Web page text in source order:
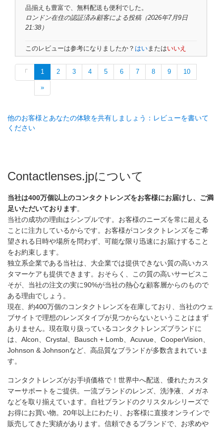
品揃えも豊富で、無料配送も便利でした。
ロンドン在住の認証済み顧客による投稿（2026年7月9日
21:38）
このレビューは参考になりましたか？ はいまたはいいえ
「 1 2 3 4 5 6 7 8 9 10
»
他のお客様とあなたの体験を共有しましょう：レビューを書いて
ください
Contactlenses.jpについて
当社は400万個以上のコンタクトレンズをお客様にお届けし、ご満
足いただいております。
当社の成功の理由はシンプルです。お客様のニーズを常に超える
ことに注力しているからです。お客様がコンタクトレンズをご希
望される日時や場所を問わず、可能な限り迅速にお届けすること
をお約束します。
独立系企業である当社は、大企業では提供できない質の高いカス
タマーケアも提供できます。おそらく、この質の高いサービスこ
そが、当社の注文の実に90%が当社の熱心な顧客層からのもので
ある理由でしょう。
現在、約400万個のコンタクトレンズを在庫しており、当社のウェ
ブサイトで理想のレンズタイプが見つからないということはまず
ありません。現在取り扱っているコンタクトレンズブランドに
は、Alcon、Crystal、Bausch + Lomb、Acuvue、CooperVision、
Johnson & Johnsonなど、高品質なブランドが多数含まれていま
す。
コンタクトレンズがお手頃価格で！世界中へ配送、優れたカスタ
マーサポートをご提供。一流ブランドのレンズ、洗浄液、メガネ
などを取り揃えています。自社ブランドのクリスタルシリーズで
お得にお買い物。20年以上にわたり、お客様に直接オンラインで
販売してきた実績があります。信頼できるブランドで、お求めや